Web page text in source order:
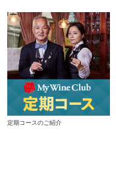
定期コースのご紹介